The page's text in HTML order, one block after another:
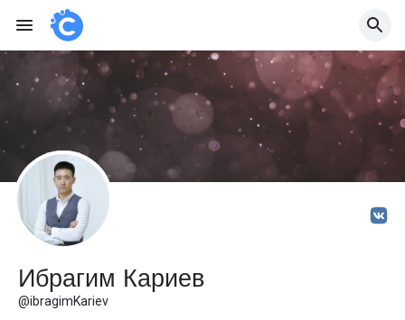
Ибрагим Кариев
@ibragimKariev